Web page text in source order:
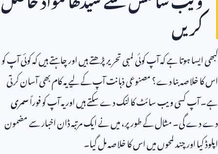
کریں
کبھی ایسا ہوتا ہے کہ آپ کوئی لمبی تحریر پڑھتے ہیں اور چاہتے ہیں کہ کوئی آپ کو
اس کا خلاصہ بنا دے؟ مصنوعی ذہانت آپ کے لیے یہ کام بھی آسان کرتی
ہے۔ آپ کسی ویب سائٹ کا لنک دے سکتے ہیں اور یہ آپ کو فوراًسمری
دے دے گی۔ مثال کے طور پر، میں نے ایک مرتبہ ڈان اخبار سے مضمون
اپلوڈ کیا اور چند لمحوں میں اس کا خلاصہ مل گیا۔